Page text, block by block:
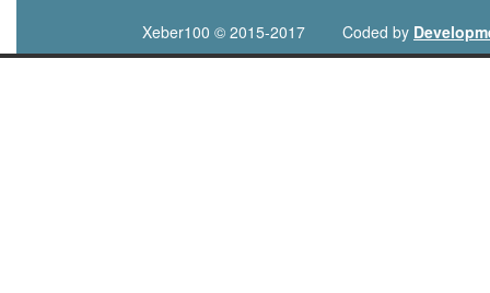
Xeber100 © 2015-2017 Coded by